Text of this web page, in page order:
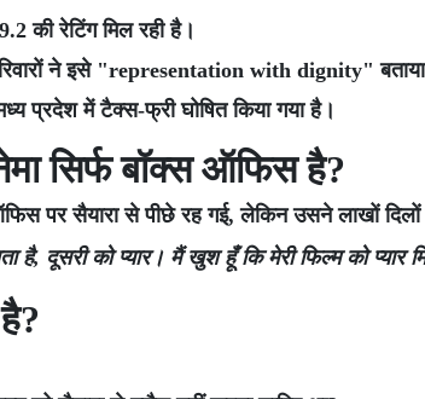
की रेटिंग मिल रही है।
ने इसे "representation with dignity"
प्रदेश में टैक्स-फ्री घोषित किया गया है।
सिर्फ बॉक्स ऑफिस है?
पर सैयारा से पीछे रह गई, लेकिन उसने लाखों
है, दूसरी को प्यार। मैं खुश हूँ कि मेरी फिल्म को प्यार